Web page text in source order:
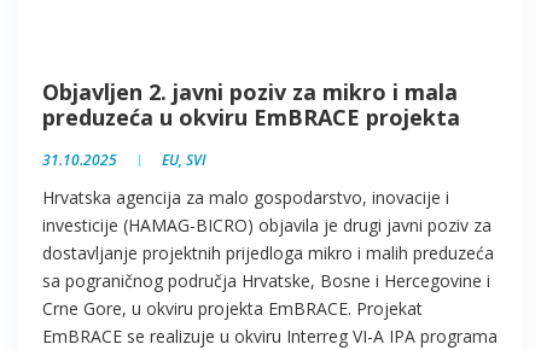
Objavljen 2. javni poziv za mikro i mala
preduzeća u okviru EmBRACE projekta
31.10.2025 EU, SVI
Hrvatska agencija za malo gospodarstvo, inovacije i
investicije (HAMAG-BICRO) objavila je drugi javni poziv za
dostavljanje projektnih prijedloga mikro i malih preduzeća
sa pograničnog područja Hrvatske, Bosne i Hercegovine i
Crne Gore, u okviru projekta EmBRACE. Projekat
EmBRACE se realizuje u okviru Interreg VI-A IPA programa